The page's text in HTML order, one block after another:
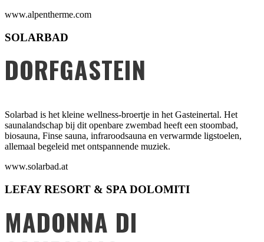
www.alpentherme.com
SOLARBAD
DORFGASTEIN
Solarbad is het kleine wellness-broertje in het Gasteinertal. Het
saunalandschap bij dit openbare zwembad heeft een stoombad,
biosauna, Finse sauna, infraroodsauna en verwarmde ligstoelen,
allemaal begeleid met ontspannende muziek.
www.solarbad.at
LEFAY RESORT & SPA DOLOMITI
MADONNA DI